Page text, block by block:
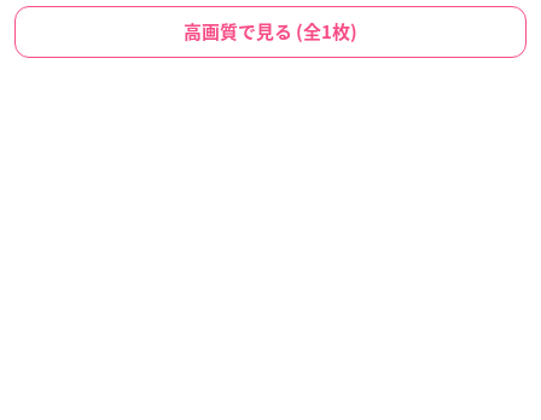
高画質で見る (全1枚)